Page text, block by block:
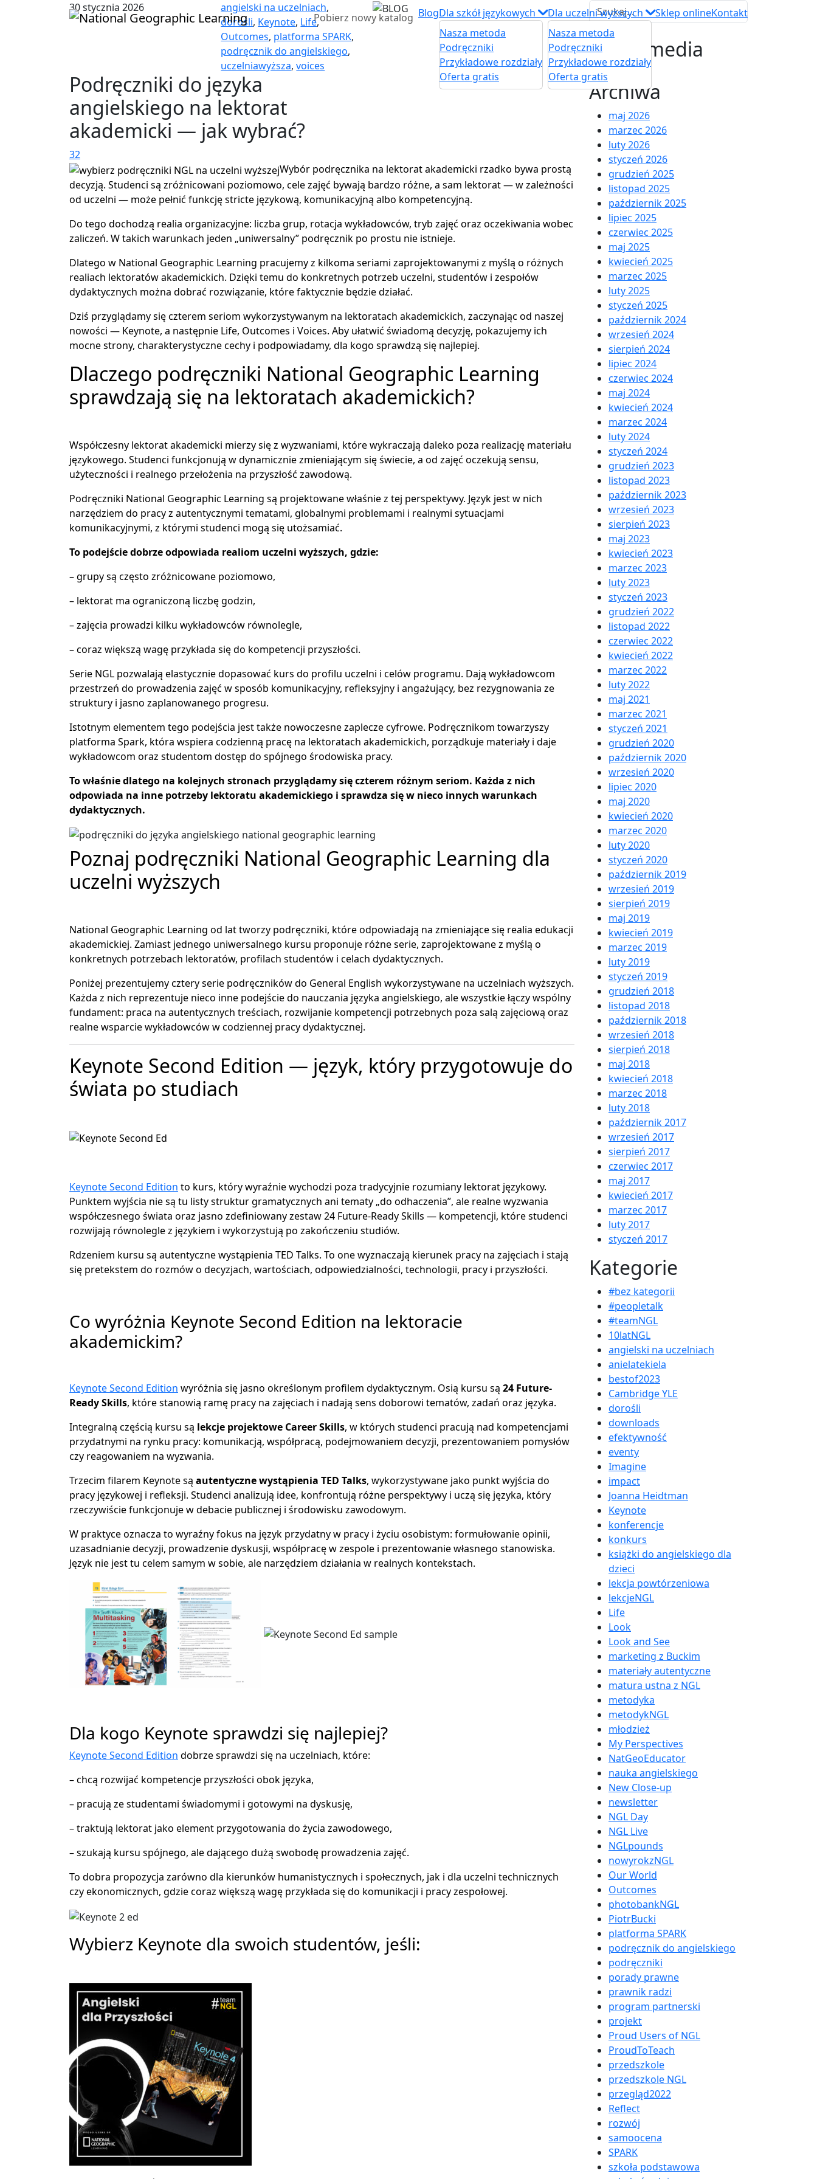
Pobierz nowy katalog BlogDla szkół językowych
Nasza metoda
Podręczniki
Przykładowe rozdziały
Oferta gratis
Dla uczelni wyższych
Nasza metoda
Podręczniki
Przykładowe rozdziały
Oferta gratis
Sklep onlineKontakt
30 stycznia 2026 angielski na uczelniach,
dorośli, Keynote, Life,
Outcomes, platforma SPARK,
podręcznik do angielskiego,
uczelniawyższa,voices
Podręczniki do języka
angielskiego na lektorat
akademicki — jak wybrać?
32
Wybór podręcznika na lektorat akademicki rzadko bywa prostą
decyzją. Studenci są zróżnicowani poziomowo, cele zajęć bywają bardzo różne, a sam lektorat — w zależności
od uczelni — może pełnić funkcję stricte językową, komunikacyjną albo kompetencyjną.
Do tego dochodzą realia organizacyjne: liczba grup, rotacja wykładowców, tryb zajęć oraz oczekiwania wobec
zaliczeń. W takich warunkach jeden „uniwersalny” podręcznik po prostu nie istnieje.
Dlatego w National Geographic Learning pracujemy z kilkoma seriami zaprojektowanymi z myślą o różnych
realiach lektoratów akademickich. Dzięki temu do konkretnych potrzeb uczelni, studentów i zespołów
dydaktycznych można dobrać rozwiązanie, które faktycznie będzie działać.
Dziś przyglądamy się czterem seriom wykorzystywanym na lektoratach akademickich, zaczynając od naszej
nowości — Keynote, a następnie Life, Outcomes i Voices. Aby ułatwić świadomą decyzję, pokazujemy ich
mocne strony, charakterystyczne cechy i podpowiadamy, dla kogo sprawdzą się najlepiej.
Dlaczego podręczniki National Geographic Learning
sprawdzają się na lektoratach akademickich?
Współczesny lektorat akademicki mierzy się z wyzwaniami, które wykraczają daleko poza realizację materiału
językowego. Studenci funkcjonują w dynamicznie zmieniającym się świecie, a od zajęć oczekują sensu,
użyteczności i realnego przełożenia na przyszłość zawodową.
Podręczniki National Geographic Learning są projektowane właśnie z tej perspektywy. Język jest w nich
narzędziem do pracy z autentycznymi tematami, globalnymi problemami i realnymi sytuacjami
komunikacyjnymi, z którymi studenci mogą się utożsamiać.
To podejście dobrze odpowiada realiom uczelni wyższych, gdzie:
– grupy są często zróżnicowane poziomowo,
– lektorat ma ograniczoną liczbę godzin,
– zajęcia prowadzi kilku wykładowców równolegle,
– coraz większą wagę przykłada się do kompetencji przyszłości.
Serie NGL pozwalają elastycznie dopasować kurs do profilu uczelni i celów programu. Dają wykładowcom
przestrzeń do prowadzenia zajęć w sposób komunikacyjny, refleksyjny i angażujący, bez rezygnowania ze
struktury i jasno zaplanowanego progresu.
Istotnym elementem tego podejścia jest także nowoczesne zaplecze cyfrowe. Podręcznikom towarzyszy
platforma Spark, która wspiera codzienną pracę na lektoratach akademickich, porządkuje materiały i daje
wykładowcom oraz studentom dostęp do spójnego środowiska pracy.
To właśnie dlatego na kolejnych stronach przyglądamy się czterem różnym seriom. Każda z nich
odpowiada na inne potrzeby lektoratu akademickiego i sprawdza się w nieco innych warunkach
dydaktycznych.
Poznaj podręczniki National Geographic Learning dla
uczelni wyższych
National Geographic Learning od lat tworzy podręczniki, które odpowiadają na zmieniające się realia edukacji
akademickiej. Zamiast jednego uniwersalnego kursu proponuje różne serie, zaprojektowane z myślą o
konkretnych potrzebach lektoratów, profilach studentów i celach dydaktycznych.
Poniżej prezentujemy cztery serie podręczników do General English wykorzystywane na uczelniach wyższych.
Każda z nich reprezentuje nieco inne podejście do nauczania języka angielskiego, ale wszystkie łączy wspólny
fundament: praca na autentycznych treściach, rozwijanie kompetencji potrzebnych poza salą zajęciową oraz
realne wsparcie wykładowców w codziennej pracy dydaktycznej.
Keynote Second Edition — język, który przygotowuje do
świata po studiach
Keynote Second Edition to kurs, który wyraźnie wychodzi poza tradycyjnie rozumiany lektorat językowy.
Punktem wyjścia nie są tu listy struktur gramatycznych ani tematy „do odhaczenia”, ale realne wyzwania
współczesnego świata oraz jasno zdefiniowany zestaw 24 Future-Ready Skills — kompetencji, które studenci
rozwijają równolegle z językiem i wykorzystują po zakończeniu studiów.
Rdzeniem kursu są autentyczne wystąpienia TED Talks. To one wyznaczają kierunek pracy na zajęciach i stają
się pretekstem do rozmów o decyzjach, wartościach, odpowiedzialności, technologii, pracy i przyszłości.
Co wyróżnia Keynote Second Edition na lektoracie
akademickim?
Keynote Second Edition wyróżnia się jasno określonym profilem dydaktycznym. Osią kursu są 24 Future-
Ready Skills, które stanowią ramę pracy na zajęciach i nadają sens doborowi tematów, zadań oraz języka.
Integralną częścią kursu są lekcje projektowe Career Skills, w których studenci pracują nad kompetencjami
przydatnymi na rynku pracy: komunikacją, współpracą, podejmowaniem decyzji, prezentowaniem pomysłów
czy reagowaniem na wyzwania.
Trzecim filarem Keynote są autentyczne wystąpienia TED Talks, wykorzystywane jako punkt wyjścia do
pracy językowej i refleksji. Studenci analizują idee, konfrontują różne perspektywy i uczą się języka, który
rzeczywiście funkcjonuje w debacie publicznej i środowisku zawodowym.
W praktyce oznacza to wyraźny fokus na język przydatny w pracy i życiu osobistym: formułowanie opinii,
uzasadnianie decyzji, prowadzenie dyskusji, współpracę w zespole i prezentowanie własnego stanowiska.
Język nie jest tu celem samym w sobie, ale narzędziem działania w realnych kontekstach.
Dla kogo Keynote sprawdzi się najlepiej?
Keynote Second Edition dobrze sprawdzi się na uczelniach, które:
– chcą rozwijać kompetencje przyszłości obok języka,
– pracują ze studentami świadomymi i gotowymi na dyskusję,
– traktują lektorat jako element przygotowania do życia zawodowego,
– szukają kursu spójnego, ale dającego dużą swobodę prowadzenia zajęć.
To dobra propozycja zarówno dla kierunków humanistycznych i społecznych, jak i dla uczelni technicznych
czy ekonomicznych, gdzie coraz większą wagę przykłada się do komunikacji i pracy zespołowej.
Wybierz Keynote dla swoich studentów, jeśli:
Social media
Archiwa
maj 2026
marzec 2026
luty 2026
styczeń 2026
grudzień 2025
listopad 2025
październik 2025
lipiec 2025
czerwiec 2025
maj 2025
kwiecień 2025
marzec 2025
luty 2025
styczeń 2025
październik 2024
wrzesień 2024
sierpień 2024
lipiec 2024
czerwiec 2024
maj 2024
kwiecień 2024
marzec 2024
luty 2024
styczeń 2024
grudzień 2023
listopad 2023
październik 2023
wrzesień 2023
sierpień 2023
maj 2023
kwiecień 2023
marzec 2023
luty 2023
styczeń 2023
grudzień 2022
listopad 2022
czerwiec 2022
kwiecień 2022
marzec 2022
luty 2022
maj 2021
marzec 2021
styczeń 2021
grudzień 2020
październik 2020
wrzesień 2020
lipiec 2020
maj 2020
kwiecień 2020
marzec 2020
luty 2020
styczeń 2020
październik 2019
wrzesień 2019
sierpień 2019
maj 2019
kwiecień 2019
marzec 2019
luty 2019
styczeń 2019
grudzień 2018
listopad 2018
październik 2018
wrzesień 2018
sierpień 2018
maj 2018
kwiecień 2018
marzec 2018
luty 2018
październik 2017
wrzesień 2017
sierpień 2017
czerwiec 2017
maj 2017
kwiecień 2017
marzec 2017
luty 2017
styczeń 2017
Kategorie
#bez kategorii
#peopletalk
#teamNGL
10latNGL
angielski na uczelniach
anielatekiela
bestof2023
Cambridge YLE
dorośli
downloads
efektywność
eventy
Imagine
impact
Joanna Heidtman
Keynote
konferencje
konkurs
książki do angielskiego dla
dzieci
lekcja powtórzeniowa
lekcjeNGL
Life
Look
Look and See
marketing z Buckim
materiały autentyczne
matura ustna z NGL
metodyka
metodykNGL
młodzież
My Perspectives
NatGeoEducator
nauka angielskiego
New Close-up
newsletter
NGL Day
NGL Live
NGLpounds
nowyrokzNGL
Our World
Outcomes
photobankNGL
PiotrBucki
platforma SPARK
podręcznik do angielskiego
podręczniki
porady prawne
prawnik radzi
program partnerski
projekt
Proud Users of NGL
ProudToTeach
przedszkole
przedszkole NGL
przegląd2022
Reflect
rozwój
samoocena
SPARK
szkoła podstawowa